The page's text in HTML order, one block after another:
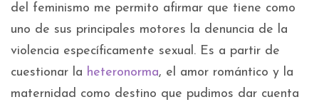
del feminismo me permito afirmar que tiene como
uno de sus principales motores la denuncia de la
violencia específicamente sexual. Es a partir de
cuestionar la heteronorma, el amor romántico y la
maternidad como destino que pudimos dar cuenta